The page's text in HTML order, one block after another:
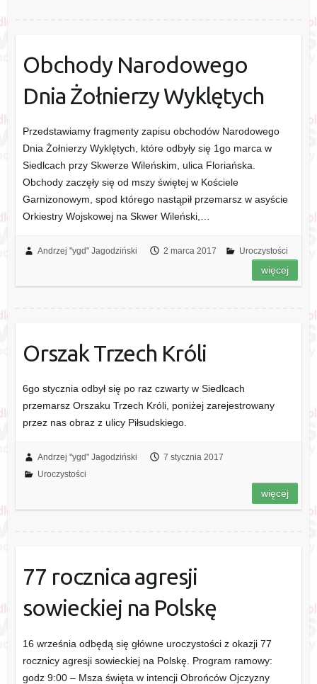
Obchody Narodowego
Dnia Żołnierzy Wyklętych
Przedstawiamy fragmenty zapisu obchodów Narodowego
Dnia Żołnierzy Wyklętych, które odbyły się 1go marca w
Siedlcach przy Skwerze Wileńskim, ulica Floriańska.
Obchody zaczęły się od mszy świętej w Kościele
Garnizonowym, spod którego nastąpił przemarsz w asyście
Orkiestry Wojskowej na Skwer Wileński,…
Andrzej "ygd" Jagodziński 2 marca 2017 Uroczystości
więcej
Orszak Trzech Króli
6go stycznia odbył się po raz czwarty w Siedlcach
przemarsz Orszaku Trzech Króli, poniżej zarejestrowany
przez nas obraz z ulicy Piłsudskiego.
Andrzej "ygd" Jagodziński
7 stycznia 2017
Uroczystości
więcej
77 rocznica agresji
sowieckiej na Polskę
16 września odbędą się główne uroczystości z okazji 77
rocznicy agresji sowieckiej na Polskę. Program ramowy:
godz 9:00 – Msza święta w intencji Obrońców Ojczyzny